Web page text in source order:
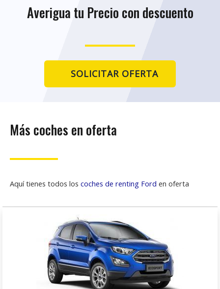
Averigua tu Precio con descuento
SOLICITAR OFERTA
Más coches en oferta
Aquí tienes todos los coches de renting Ford en oferta